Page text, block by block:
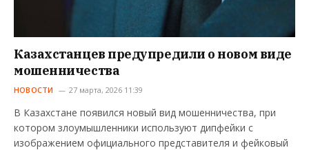
Казахстанцев предупредили о новом виде
мошенничества
НОВОСТИ 27 марта, 2026 11:39
В Казахстане появился новый вид мошенничества, при
котором злоумышленники используют дипфейки с
изображением официального представителя и фейковый